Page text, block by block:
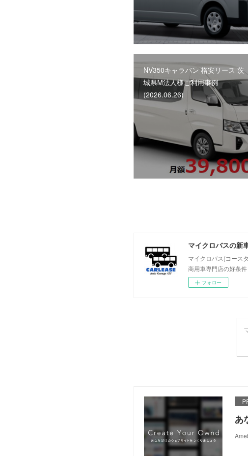
NV350キャラバン 格安リース 茨
城県M法人様ご利用事例
(2026.06.26)
マイクロバスの新
マイクロバス(コース
商用車専門店の好条
フォロー
あ